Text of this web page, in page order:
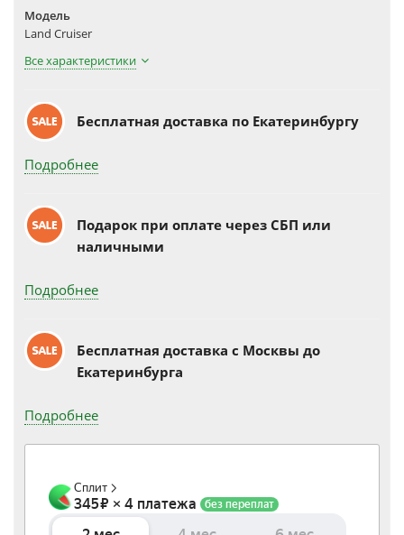
Модель
Land Cruiser
Все характеристики
Бесплатная доставка по Екатеринбургу
Подробнее
Подарок при оплате через СБП или
наличными
Подробнее
Бесплатная доставка c Москвы до
Екатеринбурга
Подробнее